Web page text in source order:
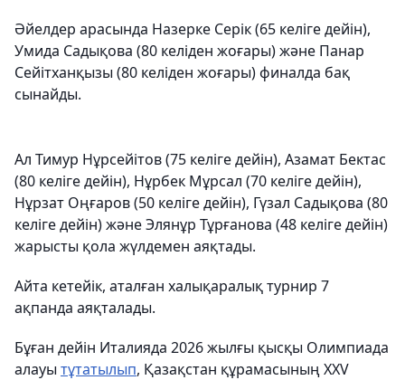
Әйелдер арасында Назерке Серік (65 келіге дейін),
Умида Садықова (80 келіден жоғары) және Панар
Сейітханқызы (80 келіден жоғары) финалда бақ
сынайды.
Ал Тимур Нұрсейітов (75 келіге дейін), Азамат Бектас
(80 келіге дейін), Нұрбек Мұрсал (70 келіге дейін),
Нұрзат Оңғаров (50 келіге дейін), Гүзал Садықова (80
келіге дейін) және Элянұр Тұрғанова (48 келіге дейін)
жарысты қола жүлдемен аяқтады.
Айта кетейік, аталған халықаралық турнир 7
ақпанда аяқталады.
Бұған дейін Италияда 2026 жылғы қысқы Олимпиада
алауы тұтатылып, Қазақстан құрамасының XXV